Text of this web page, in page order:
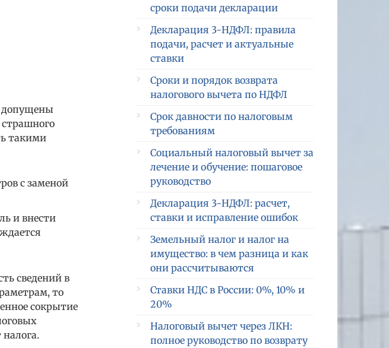
допущены
такими
с заменой
и внести
сведений в
то
сокрытие
сроки подачи декларации
Декларация 3-НДФЛ: правила
подачи, расчет и актуальные
ставки
Сроки и порядок возврата
налогового вычета по НДФЛ
Срок давности по налоговым
требованиям
Социальный налоговый вычет за
лечение и обучение: пошаговое
руководство
Декларация 3-НДФЛ: расчет,
ставки и исправление ошибок
Земельный налог и налог на
имущество: в чем разница и как
они рассчитываются
Ставки НДС в России: 0%, 10% и
20%
Налоговый вычет через ЛКН:
полное руководство по возврату